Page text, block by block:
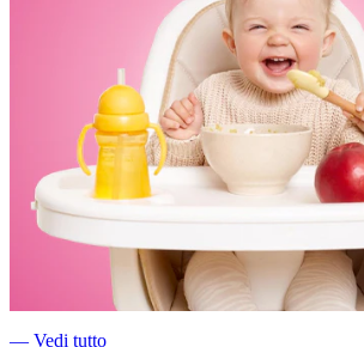
― Vedi tutto